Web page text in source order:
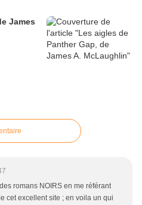
James
romans NOIRS en me référant
cet excellent site ; en voila un qui